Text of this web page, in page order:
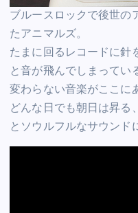
ブルースロックで後世の
たアニマルズ。
たまに回るレコードに針
と音が飛んでしまってい
変わらない音楽がここに
どんな日でも朝日は昇る
とソウルフルなサウンド